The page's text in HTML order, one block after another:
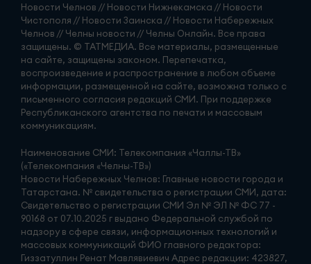
Новости Челнов // Новости Нижнекамска // Новости
Чистополя // Новости Заинска // Новости Набережных
Челнов // Челны новости // Челны Онлайн. Все права
защищены. © ТАТМЕДИА. Все материалы, размещенные
на сайте, защищены законом. Перепечатка,
воспроизведение и распространение в любом объеме
информации, размещенной на сайте, возможна только с
письменного согласия редакций СМИ. При поддержке
Республиканского агентства по печати и массовым
коммуникациям.
Наименование СМИ: Телекомпания «Чаллы-ТВ»
(«Телекомпания «Челны-ТВ»)
Новости Набережных Челнов: Главные новости города и
Татарстана. № свидетельства о регистрации СМИ, дата:
Свидетельство о регистрации СМИ Эл № ЭЛ № ФС 77 -
90168 от 07.10.2025 г выдано Федеральной службой по
надзору в сфере связи, информационных технологий и
массовых коммуникаций ФИО главного редактора:
Гиззатуллин Ренат Мавлявиевич Адрес редакции: 423827,